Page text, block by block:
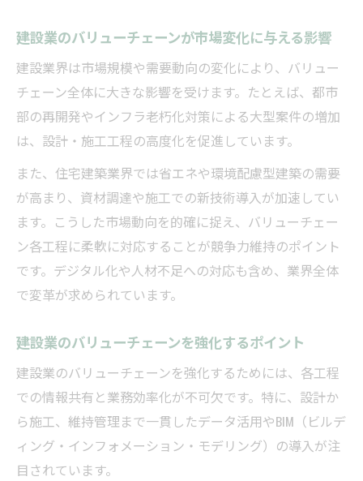
建設業バリューチェーンにおける協業の重
要性
建設業のバリューチェーンが市場変化に与える影響
建設業界は市場規模や需要動向の変化により、バリュー
チェーン全体に大きな影響を受けます。たとえば、都市
部の再開発やインフラ老朽化対策による大型案件の増加
は、設計・施工工程の高度化を促進しています。
また、住宅建築業界では省エネや環境配慮型建築の需要
が高まり、資材調達や施工での新技術導入が加速してい
ます。こうした市場動向を的確に捉え、バリューチェー
ン各工程に柔軟に対応することが競争力維持のポイント
です。デジタル化や人材不足への対応も含め、業界全体
で変革が求められています。
建設業のバリューチェーンを強化するポイント
建設業のバリューチェーンを強化するためには、各工程
での情報共有と業務効率化が不可欠です。特に、設計か
ら施工、維持管理まで一貫したデータ活用やBIM（ビルデ
ィング・インフォメーション・モデリング）の導入が注
目されています。